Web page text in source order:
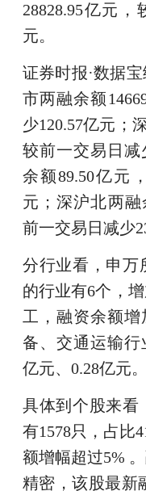
28828.95亿元
元。
证券时报·数据
市两融余额
少120.57亿元；
较前一交易日减
余额89.50亿元
元；深沪北两融
前一交易日减少
分行业看，申万
的行业有6个，
工，融资余额增
备、交通运输行
亿元、0.28亿元。
具体到个股来看
有1578只，占比
额增幅超过5%
精密，该股最新